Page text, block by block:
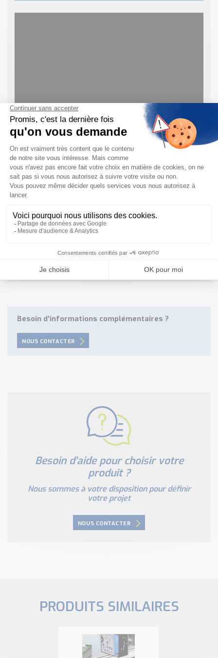
DEMANDE DE DEVIS & RENSEIGNEMENTS
Pour plus d’informations sur la mesure de Débit dans
l’Industrie l’Agroalimentaire, vous pouvez contacter nos
équipes techniques et commerciales
formulaire de contact, par mail à
Votre Devis sous 24h à info@tecnoland.fr
Besoin d'informations complémentaires ?
NOUS CONTACTER
Besoin d'aide pour choisir votre
produit ?
Nous sommes à votre disposition pour définir
votre projet
NOUS CONTACTER
PRODUITS SIMILAIRES